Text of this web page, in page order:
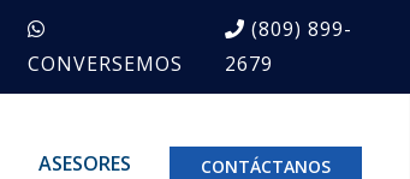
CONVERSEMOS
(809) 899-
2679
ASESORES CONTÁCTANOS